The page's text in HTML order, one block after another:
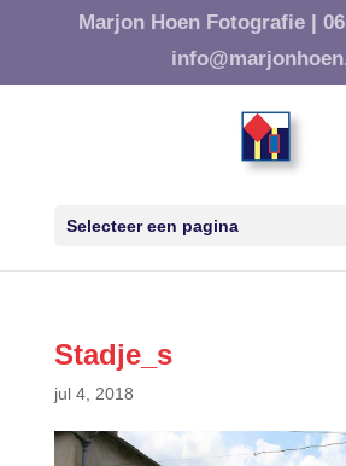
Marjon Hoen Fotografie |
Selecteer een pagina
Stadje_s
jul 4, 2018